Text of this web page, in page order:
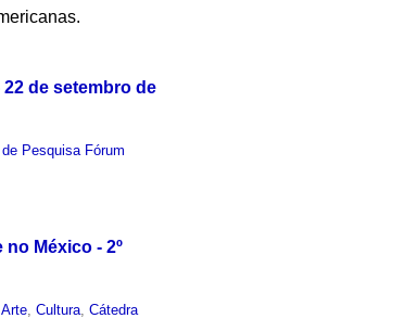
de setembro de
Pesquisa Fórum
México - 2º
,Arte ,Cultura ,Cátedra